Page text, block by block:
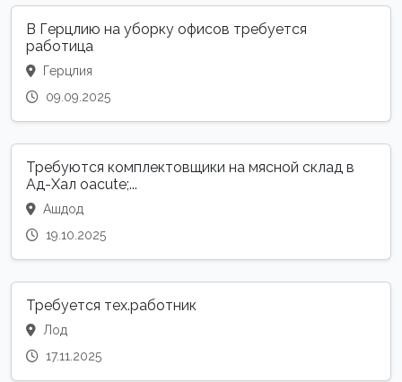
В Герцлию на уборку офисов требуется
работица
Герцлия
09.09.2025
Требуются комплектовщики на мясной склад в
Ад-Хал oacute;...
Ашдод
19.10.2025
Требуется тех.работник
Лод
17.11.2025